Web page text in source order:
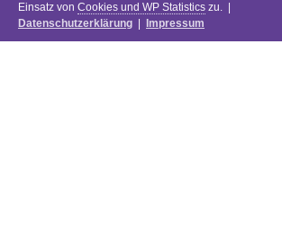
Einsatz von Cookies und WP Statistics zu. |
Datenschutzerklärung
Impressum